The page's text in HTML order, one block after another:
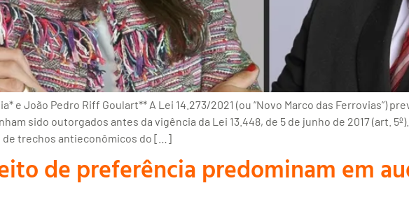
e João Pedro Riff Goulart** A Lei 14.273/2021 (ou “Novo Marco das Ferrovias”)
sido outorgados antes da vigência da Lei 13.448, de 5 de junho de 2017 (art.
de trechos antieconômicos do […]
de preferência predominam em